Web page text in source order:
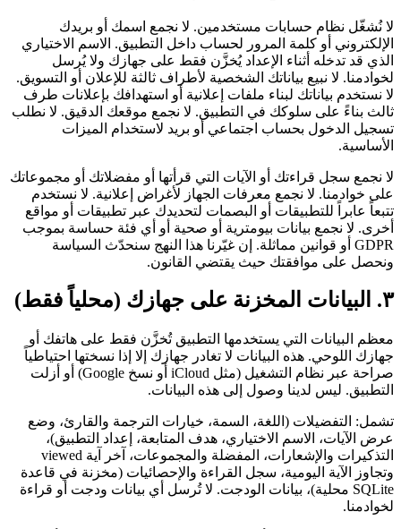
لا نُشغّل نظام حسابات مستخدمين. لا نجمع اسمك أو بريدك
الإلكتروني أو كلمة المرور لحساب داخل التطبيق. الاسم الاختياري
الذي قد تدخله أثناء الإعداد يُخزَّن فقط على جهازك ولا يُرسل
لخوادمنا. لا نبيع بياناتك الشخصية لأطراف ثالثة للإعلان أو التسويق.
لا نستخدم بياناتك لبناء ملفات إعلانية أو استهدافك بإعلانات طرف
ثالث بناءً على سلوكك في التطبيق. لا نجمع موقعك الدقيق. لا نطلب
تسجيل الدخول بحساب اجتماعي أو بريد لاستخدام الميزات
الأساسية.
لا نجمع سجل قراءتك أو الآيات التي قرأتها أو مفضلاتك أو مجموعاتك
على خوادمنا. لا نجمع معرفات الجهاز لأغراض إعلانية. لا نستخدم
تتبعاً عابراً للتطبيقات أو البصمات لتحديدك عبر تطبيقات أو مواقع
أخرى. لا نجمع بيانات بيومترية أو صحية أو أي فئة حساسة بموجب
GDPR أو قوانين مماثلة. إن غيّرنا هذا النهج سنحدّث السياسة
ونحصل على موافقتك حيث يقتضي القانون.
٣. البيانات المخزنة على جهازك (محلياً فقط)
معظم البيانات التي يستخدمها التطبيق تُخزَّن فقط على هاتفك أو
جهازك اللوحي. هذه البيانات لا تغادر جهازك إلا إذا نسختها احتياطياً
صراحة عبر نظام التشغيل (مثل iCloud أو نسخ Google) أو أزلت
التطبيق. ليس لدينا وصول إلى هذه البيانات.
تشمل: التفضيلات (اللغة، السمة، خيارات الترجمة والقارئ، وضع
عرض الآيات، الاسم الاختياري، هدف المتابعة، إعداد التطبيق)،
التذكيرات والإشعارات، المفضلة والمجموعات، آخر آية viewed
وتجاوز الآية اليومية، سجل القراءة والإحصائيات (مخزنة في قاعدة
SQLite محلية)، بيانات الودجت. لا تُرسل أي بيانات ودجت أو قراءة
لخوادمنا.